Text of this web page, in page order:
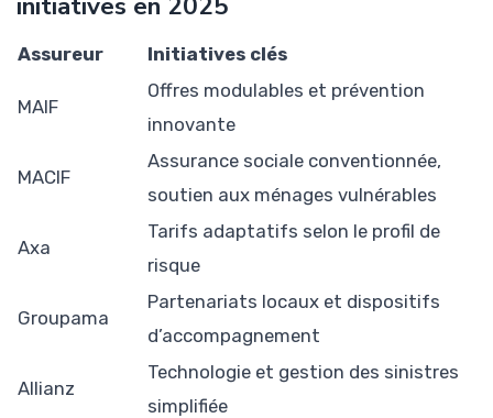
Assureur Initiatives clés
MAIF
Offres modulables et prévention
innovante
MACIF
Assurance sociale conventionnée,
soutien aux ménages vulnérables
Axa
Tarifs adaptatifs selon le profil de
risque
Groupama
Partenariats locaux et dispositifs
d’accompagnement
Allianz
Technologie et gestion des sinistres
simplifiée